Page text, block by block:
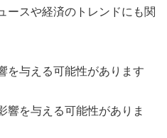
ースや経済のトレンドにも関
を与える可能性があります
響を与える可能性がありま